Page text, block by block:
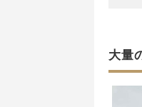
大量